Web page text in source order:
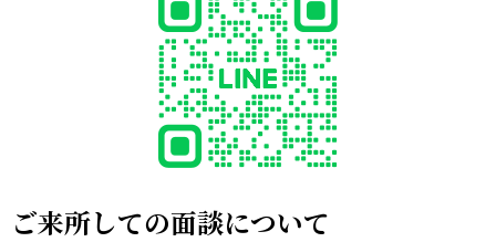
ご来所しての面談について